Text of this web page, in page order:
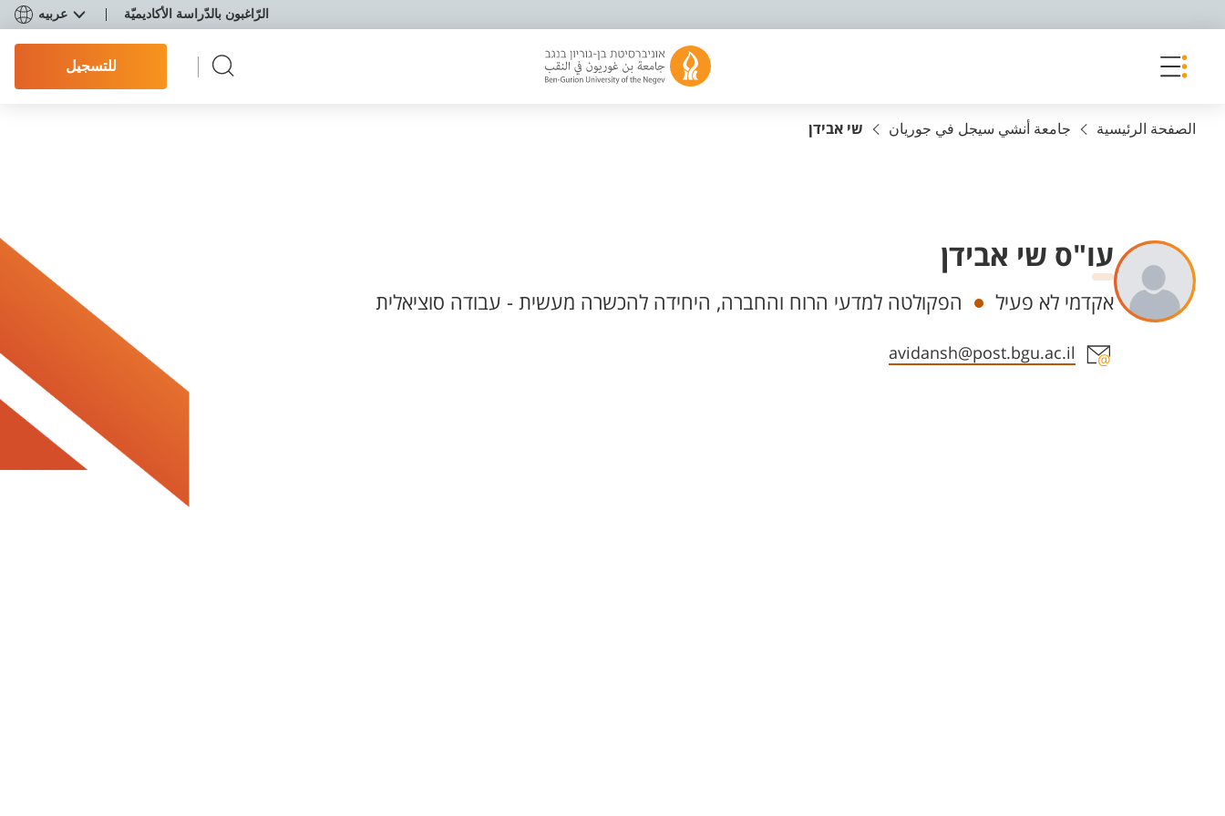
الرّاغبون بالدّراسة الأكاديميّة عربيه
للتسجيل
الصفحة الرئيسية جامعة أنشي سيجل في جوريان שי אבידן
עו"ס שי אבידן
Departments
אקדמי לא פעיל הפקולטה למדעי הרוח והחברה, היחידה להכשרה מעשית - עבודה סוציאלית
Staff member contact section
avidansh@post.bgu.ac.il